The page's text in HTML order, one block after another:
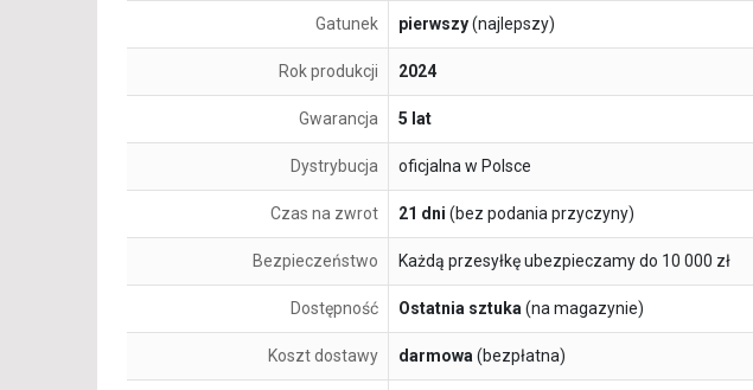
Gatunek pierwszy(najlepszy)
Rok produkcji 2024
Gwarancja 5 lat
Dystrybucja oficjalna w Polsce
Czas na zwrot 21 dni (bez podania przyczyny)
Bezpieczeństwo Każdą przesyłkę ubezpieczamy do 10 000 zł
Dostępność Ostatnia sztuka(na magazynie)
Koszt dostawy darmowa(bezpłatna)